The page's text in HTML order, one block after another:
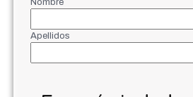
Apellidos